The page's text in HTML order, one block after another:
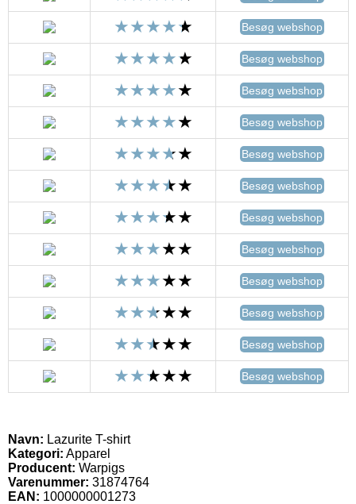
Besøg webshop
Besøg webshop
Besøg webshop
Besøg webshop
Besøg webshop
Besøg webshop
Besøg webshop
Besøg webshop
Besøg webshop
Besøg webshop
Besøg webshop
Besøg webshop
Navn: Lazurite T-shirt
Kategori: Apparel
Producent: Warpigs
Varenummer: 31874764
EAN: 1000000001273